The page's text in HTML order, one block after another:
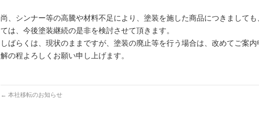
尚、シンナー等の高騰や材料不足により、塗装を施した商品につきまして
ては、今後塗装継続の是非を検討させて頂きます。
しばらくは、現状のままですが、塗装の廃止等を行う場合は、改めてご案
解の程よろしくお願い申し上げます。
← 本社移転のお知らせ